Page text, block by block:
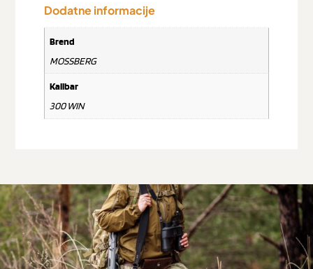
Dodatne informacije
Brend
MOSSBERG
Kalibar
300 WIN